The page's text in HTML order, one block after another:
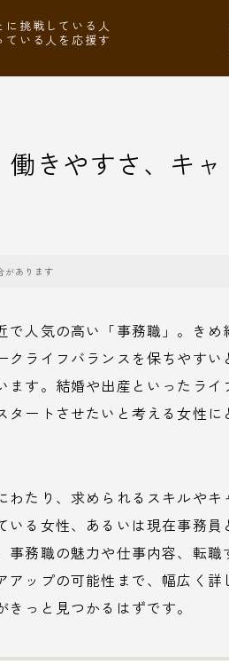
に挑戦している人
ている人を応援す
きやすさ、キャ
があります
人気の高い「事務職」。きめ
ライフバランスを保ちやすい
す。結婚や出産といったライ
ートさせたいと考える女性に
たり、求められるスキルやキ
る女性、あるいは現在事務員
務職の魅力や仕事内容、転職
ップの可能性まで、幅広く詳
っと見つかるはずです。